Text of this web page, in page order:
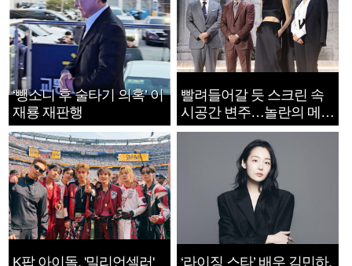
‘뺑소니 후 술타기 의혹’ 이
재룡 재판행
빨려들어갈 듯 스크린 속
시공간 변주…놀란의 메시
지는 ‘전쟁 속죄’
K팝 아이돌, '밀리언셀러'
‘라이징 스타’ 배우 김민하,